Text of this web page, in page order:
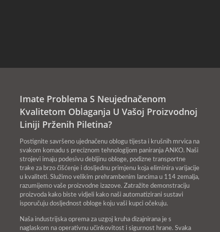
Imate Problema S Neujednačenom
Kvalitetom Oblaganja U Vašoj Proizvodnoj
Liniji Prženih Piletina?
Postignite savršeno ujednačenu oblogu tijesta i krušnih mrvica na
svakom komadu s preciznom tehnologijom paniranja ANKO. Naši
strojevi imaju podesivu debljinu obloge, podizne transportne
trake za brzo čišćenje i dosljednu primjenu koja eliminira varijacije
u kvaliteti. Služimo velikim prehrambenim lancima u 114 zemalja,
razumijemo vaše proizvodne izazove. Zatražite demonstraciju
proizvoda kako biste vidjeli kako naši automatizirani sustavi
isporučuju dosljednost obloge koju vaši kupci očekuju.
Naša industrijska oprema za uzgoj kruha dizajnirana je s
naglaskom na operativnu učinkovitost i sigurnost hrane. Svaka